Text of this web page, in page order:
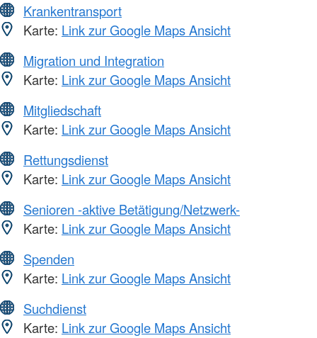
Krankentransport
Karte: Link zur Google Maps Ansicht
Migration und Integration
Karte: Link zur Google Maps Ansicht
Mitgliedschaft
Karte: Link zur Google Maps Ansicht
Rettungsdienst
Karte: Link zur Google Maps Ansicht
Senioren -aktive Betätigung/Netzwerk-
Karte: Link zur Google Maps Ansicht
Spenden
Karte: Link zur Google Maps Ansicht
Suchdienst
Karte: Link zur Google Maps Ansicht